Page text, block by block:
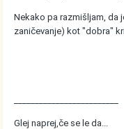
Nekako pa razmišljam, da
zaničevanje) kot "dobra"
Glej naprej,če se le da...